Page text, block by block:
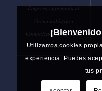
Empresa agremiada al
Gremi Indústria i
Comunicació Gràfica de
Catalunya
Utilizamos cookies
experiencia. Puedes
tus